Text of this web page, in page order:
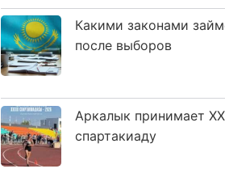
Какими законами
после выборов
Аркалык принимает
спартакиаду